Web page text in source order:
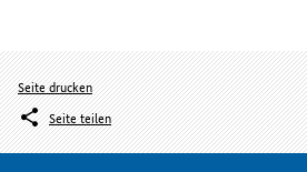
Seite drucken
Seite teilen